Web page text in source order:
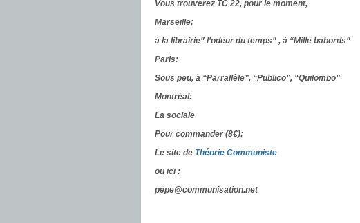
Vous trouverez TC 22, pour le moment,
Marseille:
à la librairie” l’odeur du temps” , à “Mille babords”
Paris:
Sous peu, à “Parrallèle”, “Publico”, “Quilombo”
Montréal:
La sociale
Pour commander (8€):
Le site de Théorie Communiste
ou ici :
pepe@communisation.net